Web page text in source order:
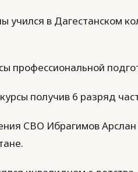
учился в Дагестанском
профессиональной
получив 6 разряд
СВО Ибрагимов